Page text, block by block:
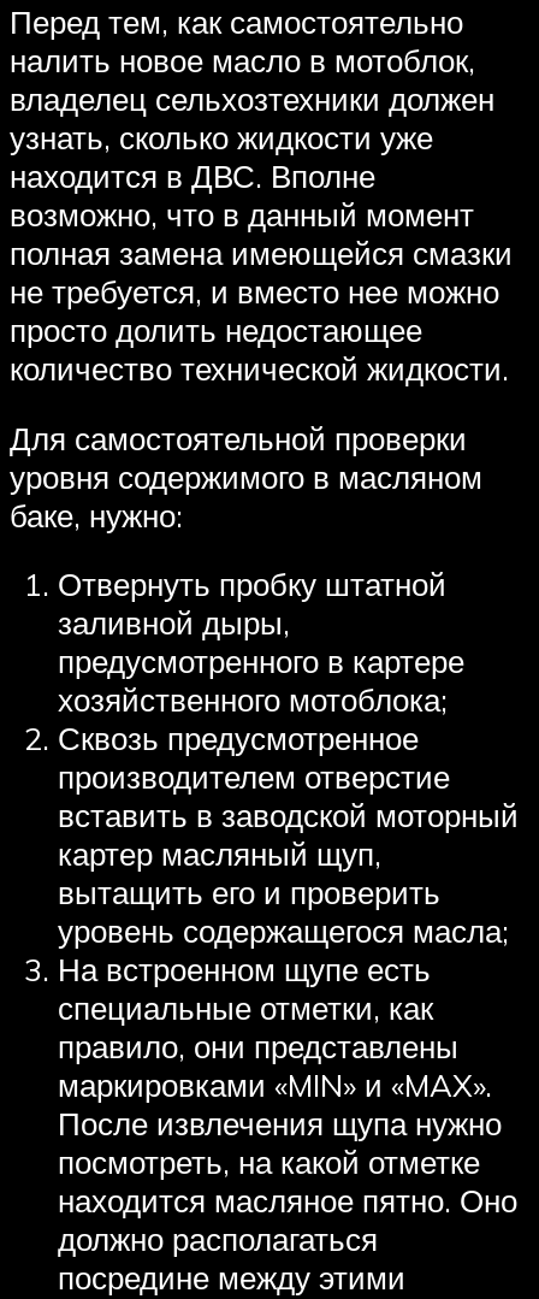
Перед тем, как самостоятельно
налить новое масло в мотоблок,
владелец сельхозтехники должен
узнать, сколько жидкости уже
находится в ДВС. Вполне
возможно, что в данный момент
полная замена имеющейся смазки
не требуется, и вместо нее можно
просто долить недостающее
количество технической жидкости.
Для самостоятельной проверки
уровня содержимого в масляном
баке, нужно:
Отвернуть пробку штатной
заливной дыры,
предусмотренного в картере
хозяйственного мотоблока;
Сквозь предусмотренное
производителем отверстие
вставить в заводской моторный
картер масляный щуп,
вытащить его и проверить
уровень содержащегося масла;
На встроенном щупе есть
специальные отметки, как
правило, они представлены
маркировками «MIN» и «MAX».
После извлечения щупа нужно
посмотреть, на какой отметке
находится масляное пятно. Оно
должно располагаться
посредине между этими